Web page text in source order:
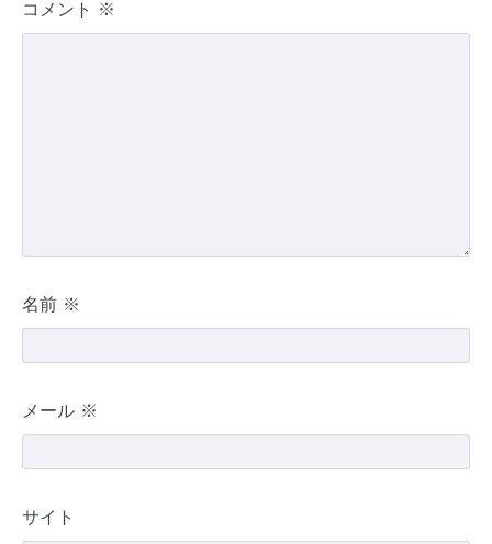
コメント ※
名前 ※
メール ※
サイト